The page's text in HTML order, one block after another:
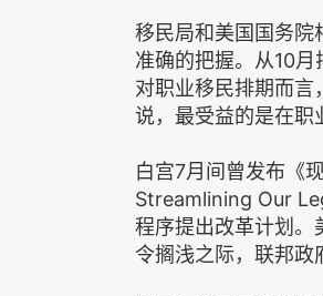
移民局和美国国务院
准确的把握。从10月
对职业移民排期而
说，最受益的是在职
白宫7月间曾发布《
Streamlining Our
程序提出改革计划。
令搁浅之际，联邦政